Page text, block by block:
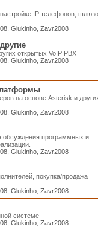
IP телефонов,
, Glukinho, Zavr2008
открытых VoIP PBX
, Glukinho, Zavr2008
на основе Asterisk и
, Glukinho, Zavr2008
обсуждения программных и
, Glukinho, Zavr2008
покупка/продажа
, Glukinho, Zavr2008
системе
, Glukinho, Zavr2008